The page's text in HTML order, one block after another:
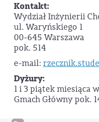
Kontakt:
Wydział Inżynierii
ul. Waryńskiego 1
00-645 Warszawa
pok. 514
e-mail:
Dyżury:
1 i 3 piątek miesiąca
Gmach Główny pok.